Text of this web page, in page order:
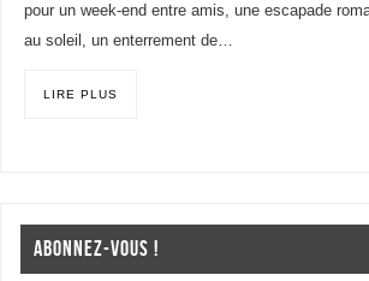
pour un week-end entre amis, une escapade
au soleil, un enterrement de…
LIRE PLUS
ABONNEZ-VOUS !